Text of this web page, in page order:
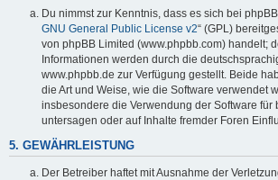
Du nimmst zur Kenntnis, dass es sich bei
GNU General Public License v2“ (GPL)
von phpBB Limited (www.phpbb.com) handelt;
Informationen werden durch die
www.phpbb.de zur Verfügung gestellt. Beide
die Art und Weise, wie die Software verwendet
insbesondere die Verwendung der Software für
untersagen oder auf Inhalte fremder Foren
5. GEWÄHRLEISTUNG
Der Betreiber haftet mit Ausnahme der